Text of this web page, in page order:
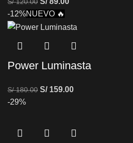
S/120.00
-12%NUEVO 🔥
Power Luminasta
S/180.00 S/159.00
-29%